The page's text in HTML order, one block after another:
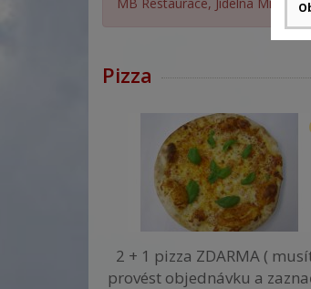
Pizza
2 + 1 pizza ZDARMA (
provést objednávku a